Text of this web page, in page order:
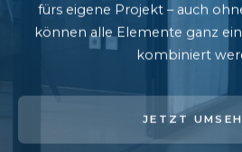
fürs eigene Projekt – auch
können alle Elemente ganz
kombiniert
JETZT